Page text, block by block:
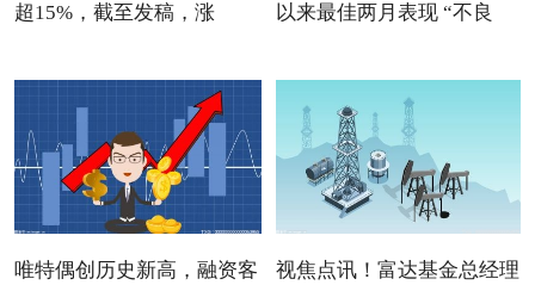
超15%，截至发稿，涨
以来最佳两月表现 “不良
唯特偶创历史新高，融资客
视焦点讯！富达基金总经理